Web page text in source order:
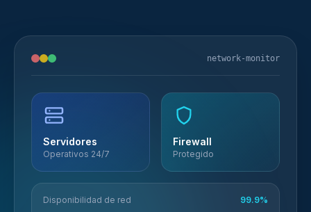
network-monitor
Servidores
Operativos 24/7
Firewall
Protegido
Disponibilidad de red 99.9%